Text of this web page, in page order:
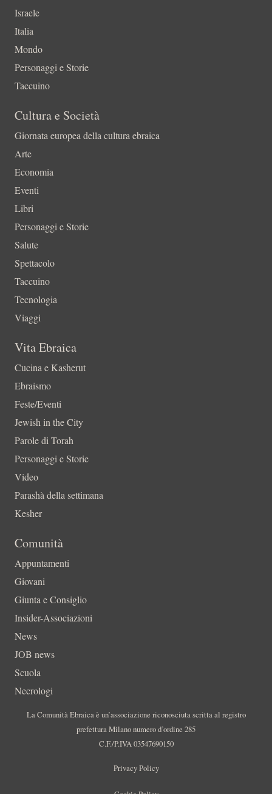
Israele
Italia
Mondo
Personaggi e Storie
Taccuino
Cultura e Società
Giornata europea della cultura ebraica
Arte
Economia
Eventi
Libri
Personaggi e Storie
Salute
Spettacolo
Taccuino
Tecnologia
Viaggi
Vita Ebraica
Cucina e Kasherut
Ebraismo
Feste/Eventi
Jewish in the City
Parole di Torah
Personaggi e Storie
Video
Parashà della settimana
Kesher
Comunità
Appuntamenti
Giovani
Giunta e Consiglio
Insider-Associazioni
News
JOB news
Scuola
Necrologi
La Comunità Ebraica è un’associazione riconosciuta scritta al registro
prefettura Milano numero d’ordine 285
C.F./P.IVA 03547690150
Privacy Policy